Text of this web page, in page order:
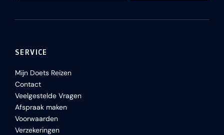
SERVICE
Mijn Doets Reizen
Contact
Veelgestelde Vragen
Afspraak maken
Voorwaarden
Verzekeringen